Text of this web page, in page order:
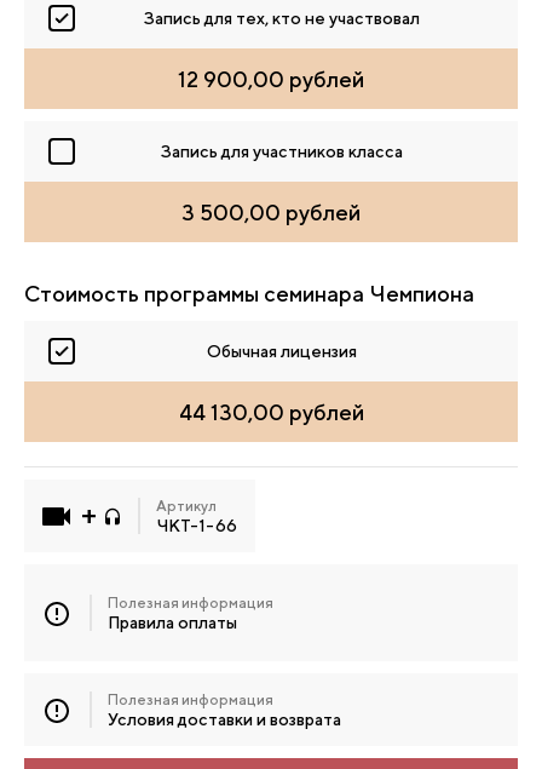
Запись для тех, кто не участвовал
12 900,00 рублей
Запись для участников класса
3 500,00 рублей
Стоимость программы семинара Чемпиона
Обычная лицензия
44 130,00 рублей
Артикул
ЧКТ-1-66
Полезная информация
Правила оплаты
Полезная информация
Условия доставки и возврата